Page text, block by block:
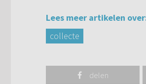
Lees meer artikelen
collecte
delen